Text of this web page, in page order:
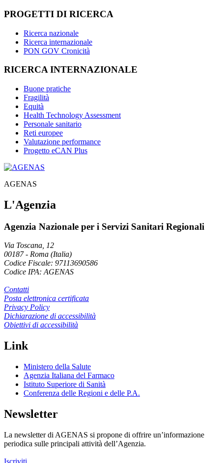
PROGETTI DI RICERCA
Ricerca nazionale
Ricerca internazionale
PON GOV Cronicità
RICERCA INTERNAZIONALE
Buone pratiche
Fragilità
Equità
Health Technology Assessment
Personale sanitario
Reti europee
Valutazione performance
Progetto eCAN Plus
AGENAS
L'Agenzia
Agenzia Nazionale per i Servizi Sanitari Regionali
Via Toscana, 12
00187- Roma (Italia)
Codice Fiscale: 97113690586
Codice IPA: AGENAS
Contatti
Posta elettronica certificata
Privacy Policy
Dichiarazione di accessibilità
Obiettivi di accessibilità
Link
Ministero della Salute
Agenzia Italiana del Farmaco
Istituto Superiore di Sanità
Conferenza delle Regioni e delle P.A.
Newsletter
La newsletter di AGENAS si propone di offrire un’informazione
periodica sulle principali attività dell’Agenzia.
Iscriviti